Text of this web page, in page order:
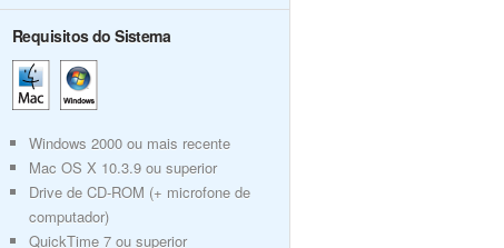
Requisitos do Sistema
Windows 2000 ou mais recente
Mac OS X 10.3.9 ou superior
Drive de CD-ROM (+ microfone de
computador)
QuickTime 7 ou superior